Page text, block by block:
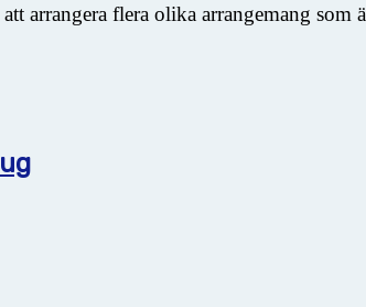
arrangera flera olika arrangemang